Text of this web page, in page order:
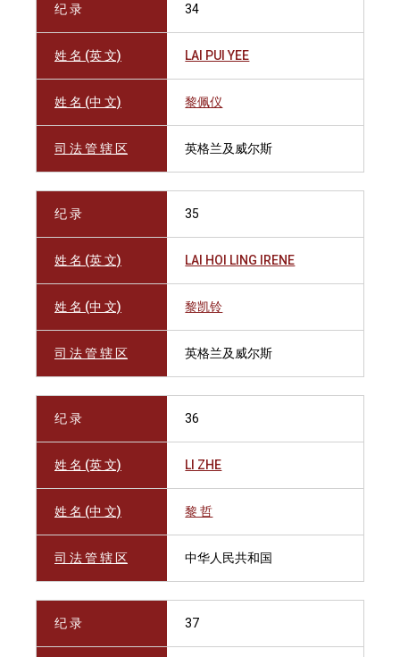
纪 录 34
姓 名 (英 文) LAI PUI YEE
姓 名 (中 文) 黎佩仪
司 法 管 辖 区 英格兰及威尔斯
纪 录 35
姓 名 (英 文) LAI HOI LING IRENE
姓 名 (中 文) 黎凯铃
司 法 管 辖 区 英格兰及威尔斯
纪 录 36
姓 名 (英 文) LI ZHE
姓 名 (中 文) 黎 哲
司 法 管 辖 区 中华人民共和国
纪 录 37